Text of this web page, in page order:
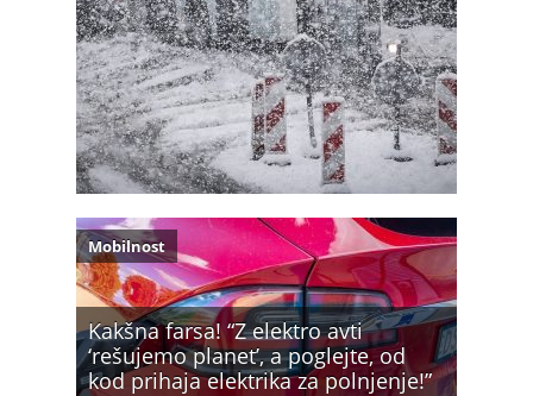
Kakšna farsa! “Z elektro avti
‘rešujemo planet’, a poglejte, od
kod prihaja elektrika za polnjenje!”
Mobilnost